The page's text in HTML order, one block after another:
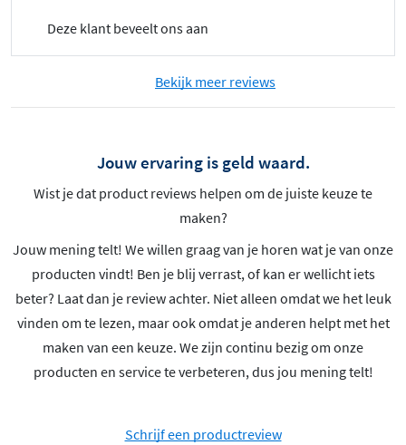
Deze klant beveelt ons aan
Bekijk meer reviews
Jouw ervaring is geld waard.
Wist je dat product reviews helpen om de juiste keuze te
maken?
Jouw mening telt! We willen graag van je horen wat je van onze
producten vindt! Ben je blij verrast, of kan er wellicht iets
beter? Laat dan je review achter. Niet alleen omdat we het leuk
vinden om te lezen, maar ook omdat je anderen helpt met het
maken van een keuze. We zijn continu bezig om onze
producten en service te verbeteren, dus jou mening telt!
Schrijf een productreview